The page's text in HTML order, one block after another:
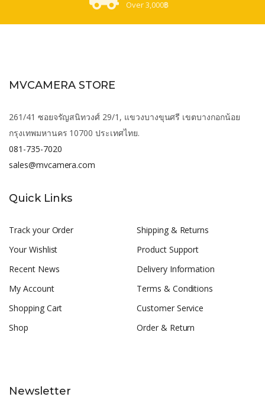
Over 3,000฿
MVCAMERA STORE
261/41 ซอยจรัญสนิทวงศ์ 29/1, แขวงบางขุนศรี เขตบางกอกน้อย
กรุงเทพมหานคร 10700 ประเทศไทย.
081-735-7020
sales@mvcamera.com
Quick Links
Track your Order
Your Wishlist
Recent News
My Account
Shopping Cart
Shop
Shipping & Returns
Product Support
Delivery Information
Terms & Conditions
Customer Service
Order & Return
Newsletter